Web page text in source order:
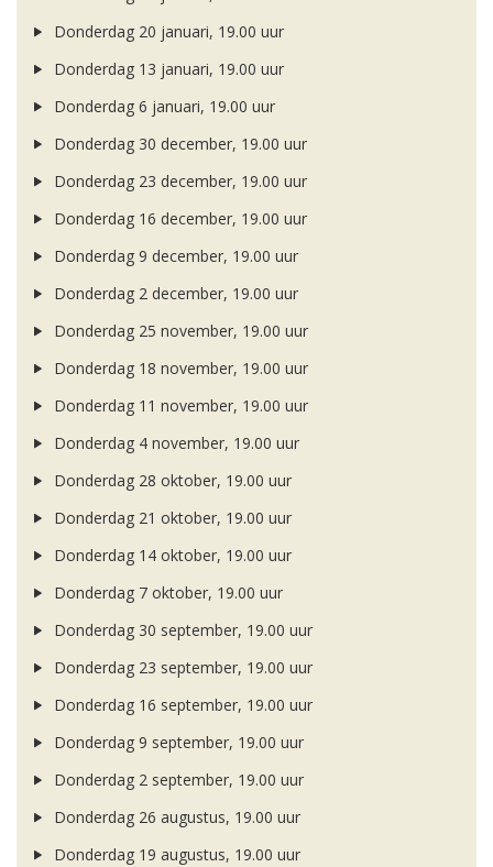
Donderdag 20 januari, 19.00 uur
Donderdag 13 januari, 19.00 uur
Donderdag 6 januari, 19.00 uur
Donderdag 30 december, 19.00 uur
Donderdag 23 december, 19.00 uur
Donderdag 16 december, 19.00 uur
Donderdag 9 december, 19.00 uur
Donderdag 2 december, 19.00 uur
Donderdag 25 november, 19.00 uur
Donderdag 18 november, 19.00 uur
Donderdag 11 november, 19.00 uur
Donderdag 4 november, 19.00 uur
Donderdag 28 oktober, 19.00 uur
Donderdag 21 oktober, 19.00 uur
Donderdag 14 oktober, 19.00 uur
Donderdag 7 oktober, 19.00 uur
Donderdag 30 september, 19.00 uur
Donderdag 23 september, 19.00 uur
Donderdag 16 september, 19.00 uur
Donderdag 9 september, 19.00 uur
Donderdag 2 september, 19.00 uur
Donderdag 26 augustus, 19.00 uur
Donderdag 19 augustus, 19.00 uur